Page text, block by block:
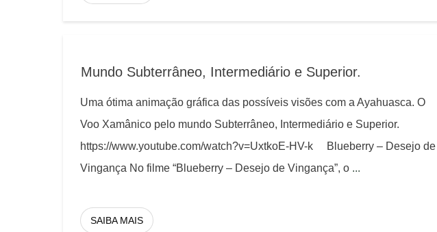
Mundo Subterrâneo, Intermediário e Superior.
Uma ótima animação gráfica das possíveis visões com a Ayahuasca. O
Voo Xamânico pelo mundo Subterrâneo, Intermediário e Superior.
https://www.youtube.com/watch?v=UxtkoE-HV-k Blueberry – Desejo de
Vingança No filme “Blueberry – Desejo de Vingança”, o ...
SAIBA MAIS